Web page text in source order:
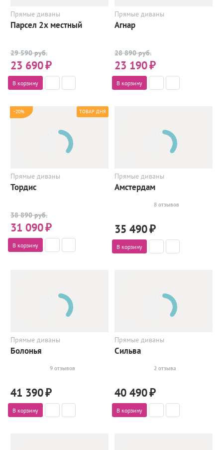
Прямые диваны
Парсел 2х местный
29 590 руб.
23 690₽
В корзину
Прямые диваны
Агнар
28 890 руб.
23 190₽
В корзину
-20% ТОВАР ДНЯ
Прямые диваны
Тордис
38 890 руб.
31 090₽
В корзину
Прямые диваны
Амстердам
8 отзывов
35 490₽
В корзину
Прямые диваны
Болонья
9 отзывов
41 390₽
В корзину
Прямые диваны
Сильва
2 отзыва
40 490₽
В корзину